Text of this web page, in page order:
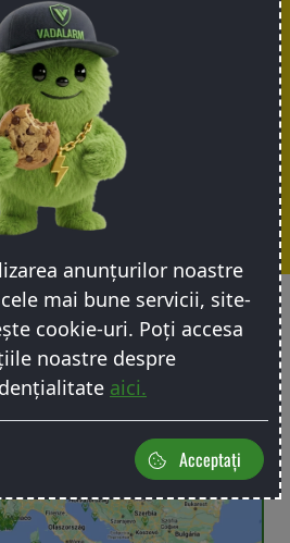
condițiile de protecție a datelor.
(Aici poate fi citit
Mă abonez
anunțurilor noastre
mai bune servicii, site-
cookie-uri. Poți accesa
noastre despre
aici.
Acceptați